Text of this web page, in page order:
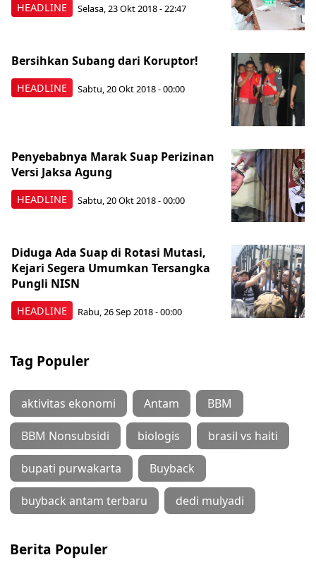
HEADLINE Selasa, 23 Okt 2018 - 22:47
HEADLINE
Bersihkan Subang dari Koruptor!
Sabtu, 20 Okt 2018 - 00:00
HEADLINE
Penyebabnya Marak Suap Perizinan
Versi Jaksa Agung
Sabtu, 20 Okt 2018 - 00:00
HEADLINE
Diduga Ada Suap di Rotasi Mutasi,
Kejari Segera Umumkan Tersangka
Pungli NISN
Rabu, 26 Sep 2018 - 00:00
Tag Populer
aktivitas ekonomi Antam BBM
BBM Nonsubsidi biologis brasil vs haiti
bupati purwakarta Buyback
buyback antam terbaru dedi mulyadi
Berita Populer